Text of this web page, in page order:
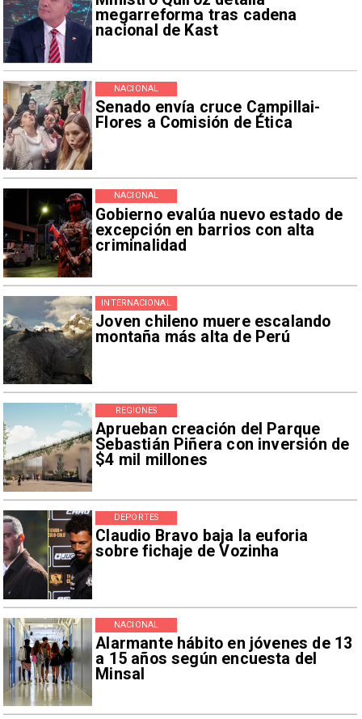
megarreforma tras cadena
nacional de Kast
Senado envía cruce Campillai-
Flores a Comisión de Ética
NACIONAL
Gobierno evalúa nuevo estado de
excepción en barrios con alta
criminalidad
NACIONAL
Joven chileno muere escalando
montaña más alta de Perú
INTERNACIONAL
Aprueban creación del Parque
Sebastián Piñera con inversión de
$4 mil millones
REGIONES
Claudio Bravo baja la euforia
sobre fichaje de Vozinha
DEPORTES
Alarmante hábito en jóvenes de 13
a 15 años según encuesta del
Minsal
NACIONAL